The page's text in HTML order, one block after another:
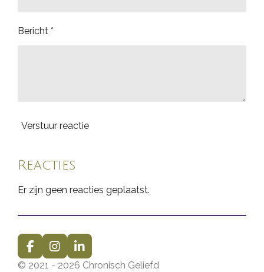
Bericht *
Verstuur reactie
Reacties
Er zijn geen reacties geplaatst.
F
a
I
n
L
i
© 2021 - 2026 Chronisch Geliefd